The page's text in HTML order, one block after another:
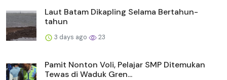
Laut Batam Dikapling Selama Bertahun-
tahun
3 days ago 23
Pamit Nonton Voli, Pelajar SMP Ditemukan
Tewas di Waduk Gren...